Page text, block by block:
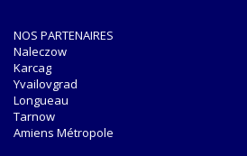
NOS PARTENAIRES
Naleczow
Karcag
Yvailovgrad
Longueau
Tarnow
Amiens Métropole